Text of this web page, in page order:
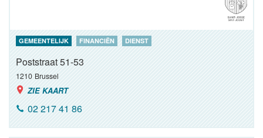
GEMEENTELIJK FINANCIËN DIENST
Poststraat 51-53
1210 Brussel
ZIE KAART
02 217 41 86